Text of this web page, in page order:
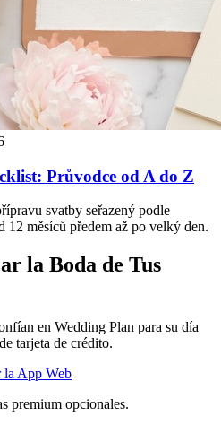
Průvodce od A do Z
svatby seřazený podle
měsíců předem až po velký den.
la Boda de Tus
en Wedding Plan para su día
tarjeta de crédito.
la App Web
premium opcionales.